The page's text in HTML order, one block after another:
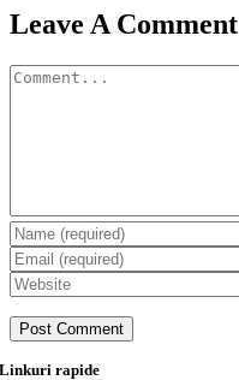
Leave A Comment
Comment
Linkuri rapide